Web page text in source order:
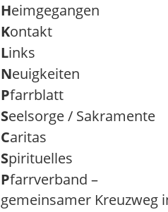
Heimgegangen
Kontakt
Links
Neuigkeiten
Pfarrblatt
Seelsorge / Sakramente
Caritas
Spirituelles
Pfarrverband –
gemeinsamer Kreuzweg